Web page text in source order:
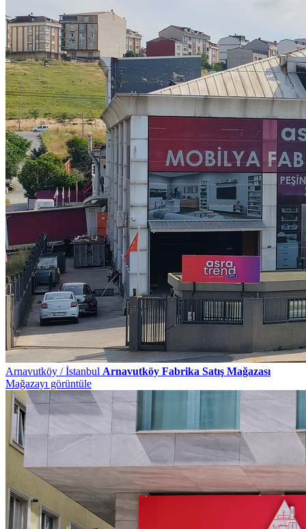
Arnavutköy / İstanbul Arnavutköy Fabrika Satış Mağazası
Mağazayı görüntüle